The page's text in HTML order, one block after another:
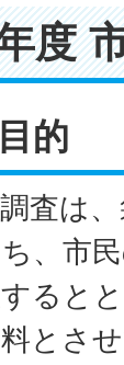
度
的
査は
、市
ると
とさ